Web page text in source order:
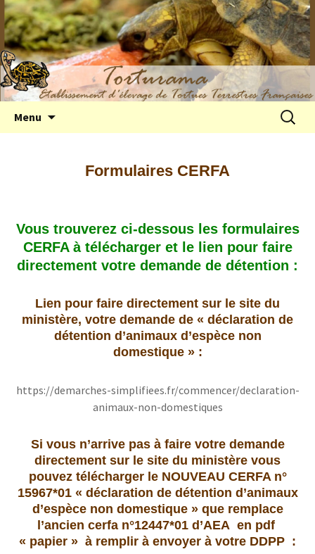
Elevage de tortues terrestres françaises
Hermann
Menu
Formulaires CERFA
Vous trouverez ci-dessous les formulaires
CERFA à télécharger et le lien pour faire
directement votre demande de détention :
Lien pour faire directement sur le site du
ministère, votre demande de « déclaration de
détention d’animaux d’espèce non
domestique » :
https://demarches-simplifiees.fr/commencer/declaration-
animaux-non-domestiques
Si vous n’arrive pas à faire votre demande
directement sur le site du ministère vous
pouvez télécharger le NOUVEAU CERFA n°
15967*01 « déclaration de détention d’animaux
d’espèce non domestique » que remplace
l’ancien cerfa n°12447*01 d’AEA en pdf
« papier » à remplir à envoyer à votre DDPP :